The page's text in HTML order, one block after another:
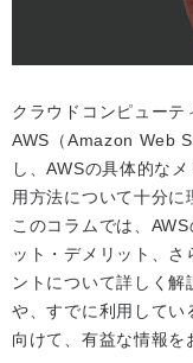
クラウドコンピュー
AWS（Amazon Web
し、AWSの具体的な
用方法について十分に
このコラムでは、
ット・デメリット、さ
ントについて詳しく
や、すでに利用してい
向けて、有益な情報を